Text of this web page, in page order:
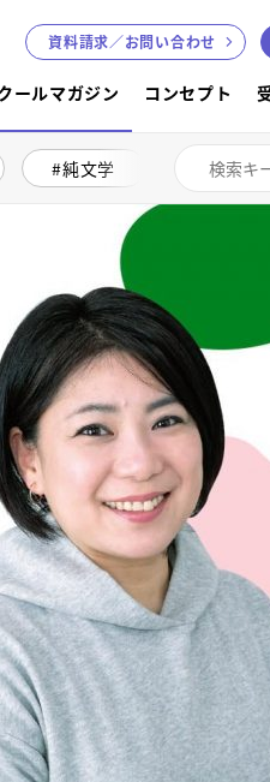
ールマガジン コンセプト
資料請求／お問い合わせ
純文学 絵本講